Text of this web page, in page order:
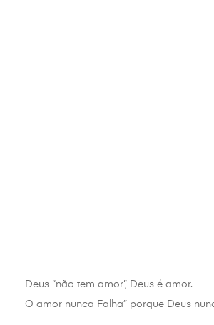
Deus “não tem amor”, Deus é amor.
O amor nunca Falha” porque Deus